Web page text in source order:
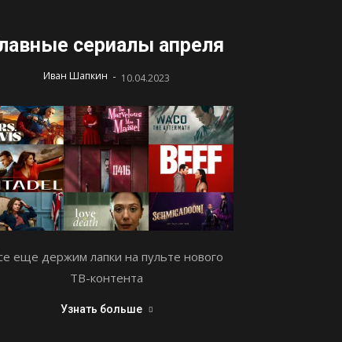
сериалы апреля
Иван Шапкин - 10.04.2023
еще держим лапки на пульте нового
ТВ-контента
Узнать больше